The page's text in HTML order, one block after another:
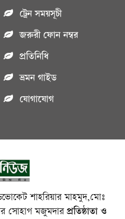
ট্রেন সময়সূচী
জরুরী ফোন নম্বর
প্রতিনিধি
ভ্রমন গাইড
যোগাযোগ
শাহরিয়ার মাহমুদ,মোঃ
সোহাগ মজুমদারপ্রতিষ্ঠাতা ও